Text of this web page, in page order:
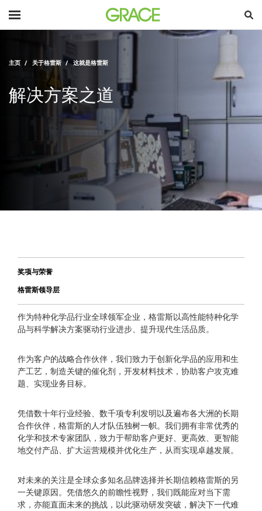
主页 关于格雷斯 这就是格雷斯
解决方案之道
奖项与荣誉
格雷斯领导层
作为特种化学品行业全球领军企业，格雷斯以高性能特种化学
品与科学解决方案驱动行业进步、提升现代生活品质。
作为客户的战略合作伙伴，我们致力于创新化学品的应用和生
产工艺，制造关键的催化剂，开发材料技术，协助客户攻克难
题、实现业务目标。
凭借数十年行业经验、数千项专利发明以及遍布各大洲的长期
合作伙伴，格雷斯的人才队伍独树一帜。我们拥有非常优秀的
化学和技术专家团队，致力于帮助客户更好、更高效、更智能
地交付产品、扩大运营规模并优化生产，从而实现卓越发展。
对未来的关注是全球众多知名品牌选择并长期信赖格雷斯的另
一关键原因。凭借悠久的前瞻性视野，我们既能应对当下需
求，亦能直面未来的挑战，以此驱动研发突破，解决下一代难